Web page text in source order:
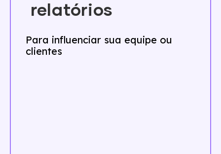
relatórios
Para influenciar sua equipe ou
clientes